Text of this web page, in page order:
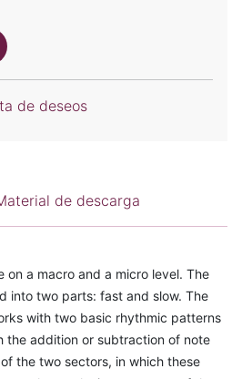
de deseos
de descarga
on a macro and a micro level. The
into two parts: fast and slow. The
with two basic rhythmic patterns
the addition or subtraction of note
the two sectors, in which these